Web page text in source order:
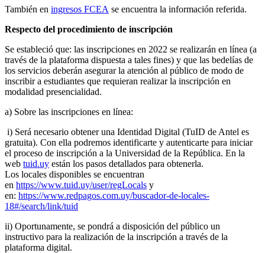
También en ingresos FCEA se encuentra la información referida.
Respecto del procedimiento de inscripción
Se estableció que: las inscripciones en 2022 se realizarán en línea (a
través de la plataforma dispuesta a tales fines) y que las bedelías de
los servicios deberán asegurar la atención al público de modo de
inscribir a estudiantes que requieran realizar la inscripción en
modalidad presencialidad.
a) Sobre las inscripciones en línea:
i) Será necesario obtener una Identidad Digital (TuID de Antel es
gratuita). Con ella podremos identificarte y autenticarte para iniciar
el proceso de inscripción a la Universidad de la República. En la
web tuid.uy están los pasos detallados para obtenerla.
Los locales disponibles se encuentran
en https://www.tuid.uy/user/regLocals y
en: https://www.redpagos.com.uy/buscador-de-locales-
18#/search/link/tuid
ii) Oportunamente, se pondrá a disposición del público un
instructivo para la realización de la inscripción a través de la
plataforma digital.